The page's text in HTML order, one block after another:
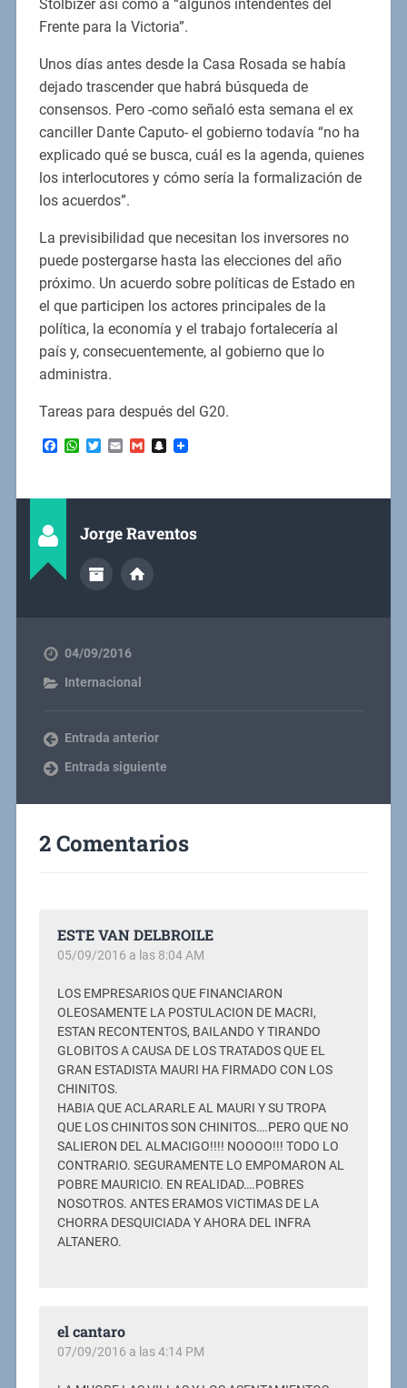
Stolbizer así como a “algunos intendentes del
Frente para la Victoria”.
Unos días antes desde la Casa Rosada se había
dejado trascender que habrá búsqueda de
consensos. Pero -como señaló esta semana el ex
canciller Dante Caputo- el gobierno todavía “no ha
explicado qué se busca, cuál es la agenda, quienes
los interlocutores y cómo sería la formalización de
los acuerdos”.
La previsibilidad que necesitan los inversores no
puede postergarse hasta las elecciones del año
próximo. Un acuerdo sobre políticas de Estado en
el que participen los actores principales de la
política, la economía y el trabajo fortalecería al
país y, consecuentemente, al gobierno que lo
administra.
Tareas para después del G20.
Facebook
WhatsApp
Twitter
EmailGmailSnapchat
Jorge Raventos
04/09/2016
Internacional
Entrada anterior
Entrada siguiente
2 Comentarios
ESTE VAN DELBROILE
05/09/2016 a las 8:04 AM
LOS EMPRESARIOS QUE FINANCIARON
OLEOSAMENTE LA POSTULACION DE MACRI,
ESTAN RECONTENTOS, BAILANDO Y TIRANDO
GLOBITOS A CAUSA DE LOS TRATADOS QUE EL
GRAN ESTADISTA MAURI HA FIRMADO CON LOS
CHINITOS.
HABIA QUE ACLARARLE AL MAURI Y SU TROPA
QUE LOS CHINITOS SON CHINITOS….PERO QUE NO
SALIERON DEL ALMACIGO!!!! NOOOO!!! TODO LO
CONTRARIO. SEGURAMENTE LO EMPOMARON AL
POBRE MAURICIO. EN REALIDAD….POBRES
NOSOTROS. ANTES ERAMOS VICTIMAS DE LA
CHORRA DESQUICIADA Y AHORA DEL INFRA
ALTANERO.
el cantaro
07/09/2016 a las 4:14 PM